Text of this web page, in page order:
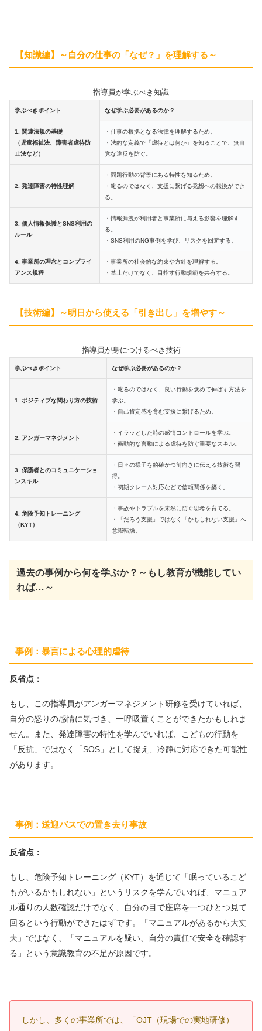
【知識編】～自分の仕事の「なぜ？」を理解する～
指導員が学ぶべき知識
学ぶべきポイント なぜ学ぶ必要があるのか？
1. 関連法規の基礎
（児童福祉法、障害者虐待防
止法など）
・仕事の根拠となる法律を理解するため。
・法的な定義で「虐待とは何か」を知ることで、無自
覚な違反を防ぐ。
2. 発達障害の特性理解
・問題行動の背景にある特性を知るため。
・叱るのではなく、支援に繋げる発想への転換ができ
る。
3. 個人情報保護とSNS利用の
ルール
・情報漏洩が利用者と事業所に与える影響を理解す
る。
・SNS利用のNG事例を学び、リスクを回避する。
4. 事業所の理念とコンプライ
アンス規程
・事業所の社会的な約束や方針を理解する。
・禁止だけでなく、目指す行動規範を共有する。
【技術編】～明日から使える「引き出し」を増やす～
指導員が身につけるべき技術
学ぶべきポイント なぜ学ぶ必要があるのか？
1. ポジティブな関わり方の技術
・叱るのではなく、良い行動を褒めて伸ばす方法を
学ぶ。
・自己肯定感を育む支援に繋げるため。
2. アンガーマネジメント
・イラッとした時の感情コントロールを学ぶ。
・衝動的な言動による虐待を防ぐ重要なスキル。
3. 保護者とのコミュニケーショ
ンスキル
・日々の様子を的確かつ前向きに伝える技術を習
得。
・初期クレーム対応などで信頼関係を築く。
4. 危険予知トレーニング
（KYT）
・事故やトラブルを未然に防ぐ思考を育てる。
・「だろう支援」ではなく「かもしれない支援」へ
意識転換。
過去の事例から何を学ぶか？～もし教育が機能してい
れば…～
事例：暴言による心理的虐待
反省点：
もし、この指導員がアンガーマネジメント研修を受けていれば、
自分の怒りの感情に気づき、一呼吸置くことができたかもしれま
せん。また、発達障害の特性を学んでいれば、こどもの行動を
「反抗」ではなく「SOS」として捉え、冷静に対応できた可能性
があります。
事例：送迎バスでの置き去り事故
反省点：
もし、危険予知トレーニング（KYT）を通じて「眠っているこど
もがいるかもしれない」というリスクを学んでいれば、マニュア
ル通りの人数確認だけでなく、自分の目で座席を一つひとつ見て
回るという行動ができたはずです。「マニュアルがあるから大丈
夫」ではなく、「マニュアルを疑い、自分の責任で安全を確認す
る」という意識教育の不足が原因です。
しかし、多くの事業所では、「OJT（現場での実地研修）